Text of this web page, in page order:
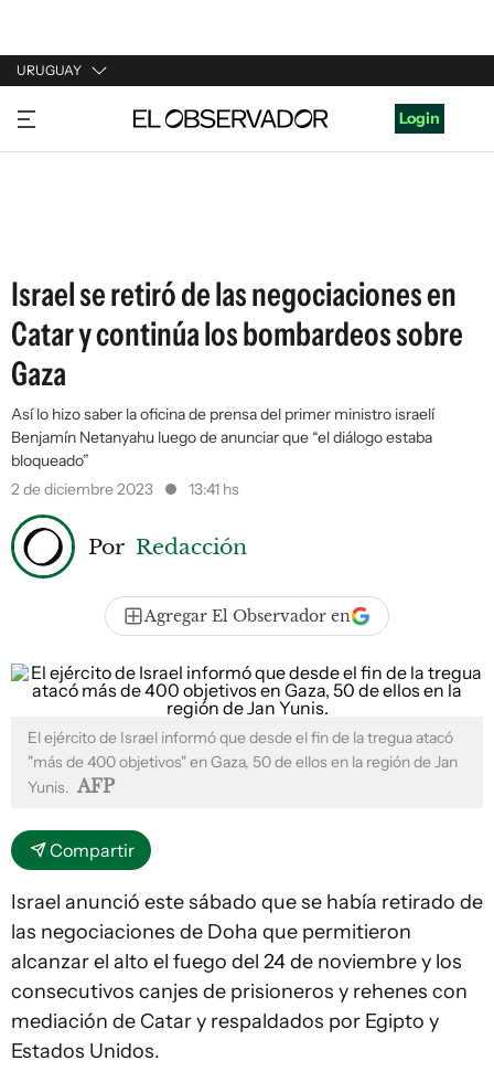
URUGUAY
URUGUAY
ARGENTINA
Login
Israel se retiró de las negociaciones en
Catar y continúa los bombardeos sobre
Gaza
Así lo hizo saber la oficina de prensa del primer ministro israelí
Benjamín Netanyahu luego de anunciar que “el diálogo estaba
bloqueado”
2 de diciembre 2023
13:41 hs
Por Redacción
Agregar El Observador en
El ejército de Israel informó que desde el fin de la tregua atacó
"más de 400 objetivos" en Gaza, 50 de ellos en la región de Jan
Yunis. AFP
Compartir
Israel anunció este sábado que se había retirado de
las negociaciones de Doha que permitieron
alcanzar el alto el fuego del 24 de noviembre y los
consecutivos canjes de prisioneros y rehenes con
mediación de Catar y respaldados por Egipto y
Estados Unidos.